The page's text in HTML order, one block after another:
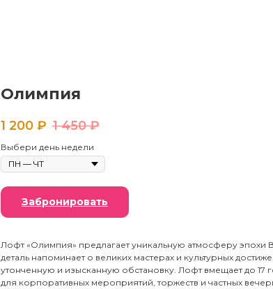
Олимпия
1 200 ₽ 1 450 ₽
Выбери день недели
Забронировать
Лофт «Олимпия» предлагает уникальную атмосферу эпохи
деталь напоминает о великих мастерах и культурных
утонченную и изысканную обстановку. Лофт вмещает до 17
для корпоративных мероприятий, торжеств и частных